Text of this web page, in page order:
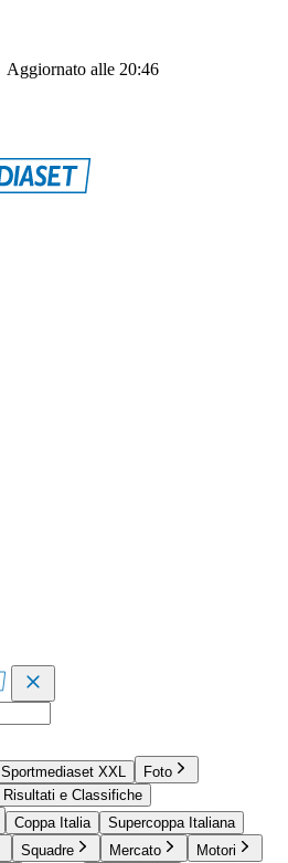
Aggiornato alle 20:46
Sportmediaset XXL
Foto
Risultati e Classifiche
Coppa Italia
Supercoppa Italiana
Squadre Mercato
Motori